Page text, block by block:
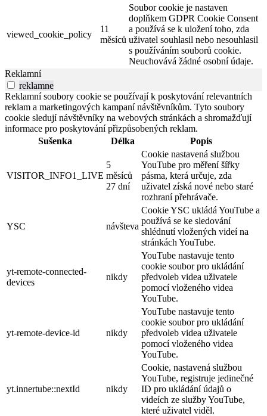
viewed_cookie_policy
11
měsíců
Soubor cookie je nastaven
doplňkem GDPR Cookie Consent
a používá se k uložení toho, zda
uživatel souhlasil nebo nesouhlasil
s používáním souborů cookie.
Neuchovává žádné osobní údaje.
Reklamní
reklamne
Reklamní soubory cookie se používají k poskytování relevantních
reklam a marketingových kampaní návštěvníkům. Tyto soubory
cookie sledují návštěvníky na webových stránkách a shromažďují
informace pro poskytování přizpůsobených reklam.
Sušenka
Délka Popis
VISITOR_INFO1_LIVE
5
měsíců
27 dní
Cookie nastavená službou
YouTube pro měření šířky
pásma, která určuje, zda
uživatel získá nové nebo staré
rozhraní přehrávače.
YSC návšteva
Cookie YSC ukládá YouTube a
používá se ke sledování
shlédnutí vložených videí na
stránkách YouTube.
yt-remote-connected-
devices
nikdy
YouTube nastavuje tento
cookie soubor pro ukládání
předvoleb videa uživatele
pomocí vloženého videa
YouTube.
yt-remote-device-id nikdy
YouTube nastavuje tento
cookie soubor pro ukládání
předvoleb videa uživatele
pomocí vloženého videa
YouTube.
yt.innertube::nextId nikdy
Cookie, nastavená službou
YouTube, registruje jedinečné
ID pro ukládání údajů o
videích ze služby YouTube,
které uživatel viděl.